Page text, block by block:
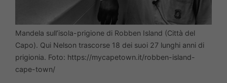
Mandela sull’isola-prigione di Robben Island (Città del
Capo). Qui Nelson trascorse 18 dei suoi 27 lunghi anni di
prigionia. Foto: https://mycapetown.it/robben-island-
cape-town/